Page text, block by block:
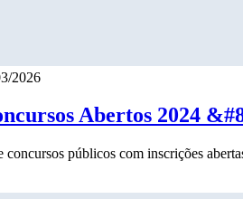
2026
Abertos 2024
concursos públicos com inscrições